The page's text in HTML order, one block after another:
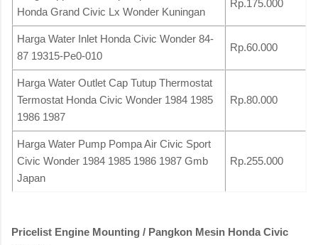
Honda Grand Civic Lx Wonder Kuningan
Rp.175.000
Harga Water Inlet Honda Civic Wonder 84-
87 19315-Pe0-010
Rp.60.000
Harga Water Outlet Cap Tutup Thermostat
Termostat Honda Civic Wonder 1984 1985
1986 1987
Rp.80.000
Harga Water Pump Pompa Air Civic Sport
Civic Wonder 1984 1985 1986 1987 Gmb
Japan
Rp.255.000
Pricelist Engine Mounting / Pangkon Mesin Honda Civic